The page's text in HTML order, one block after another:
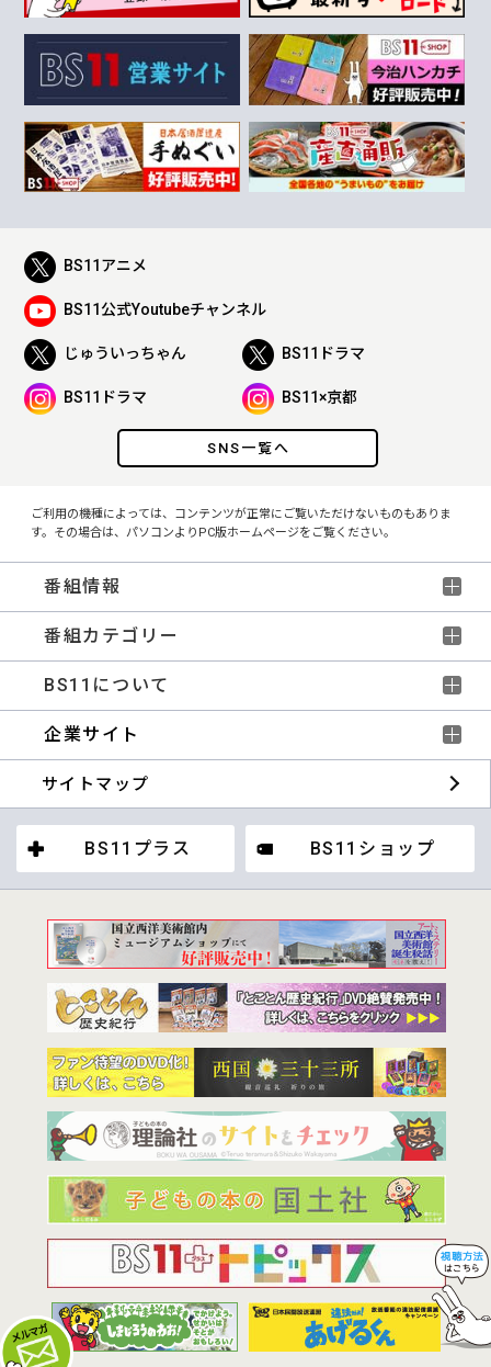
SNS一覧へ
BS11アニメ
BS11公式Youtubeチャンネル
じゅういっちゃん BS11ドラマ
BS11ドラマ BS11×京都
ご利用の機種によっては、コンテンツが正常にご覧いただけないものもありま
す。その場合は、パソコンよりPC版ホームページをご覧ください。
番組情報
番組カテゴリー
BS11について
企業サイト
サイトマップ
BS11プラス BS11ショップ